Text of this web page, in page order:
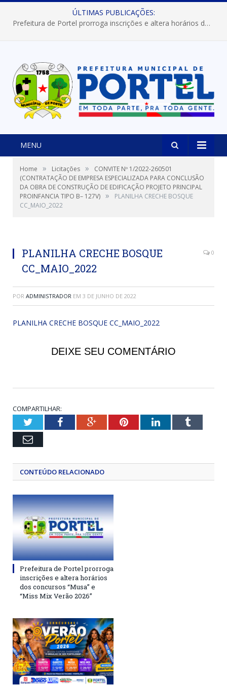
ÚLTIMAS PUBLICAÇÕES:
Prefeitura de Portel prorroga inscrições e altera horários dos concursos “Musa” e “Miss Mix Verão 2026”
MENU
Home » Licitações »
CONVITE Nº 1/2022-260501
(CONTRATAÇÃO DE EMPRESA ESPECIALIZADA PARA CONCLUSÃO
DA OBRA DE CONSTRUÇÃO DE EDIFICAÇÃO PROJETO PRINCIPAL
PROINFANCIA TIPO B– 127V) »
PLANILHA CRECHE BOSQUE
CC_MAIO_2022
PLANILHA CRECHE BOSQUE
CC_MAIO_2022
0
POR ADMINISTRADOR EM 3 DE JUNHO DE 2022
PLANILHA CRECHE BOSQUE CC_MAIO_2022
DEIXE SEU COMENTÁRIO
COMPARTILHAR:
TwitterFacebookGoogle+PinterestLinkedInTumblr
Email
CONTEÚDO RELACIONADO
Prefeitura de Portel prorroga
inscrições e altera horários
dos concursos “Musa” e
“Miss Mix Verão 2026”